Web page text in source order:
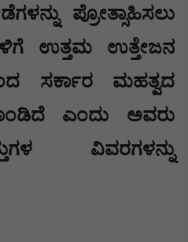
ಪ್ರೋತ್ಸಾಹಿಸಲು
ಉತ್ತಮ ಉತ್ತೇಜನ
ಸರ್ಕಾರ ಮಹತ್ವದ
ಎಂದು ಅವರು
ವಿವರಗಳನ್ನು